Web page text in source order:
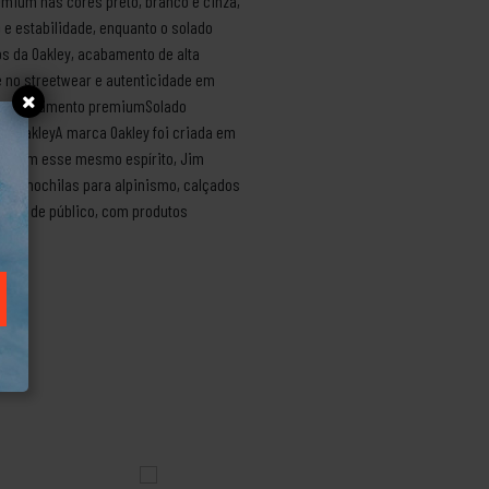
estabilidade, enquanto o solado
Oakley, acabamento de alta
streetwear e autenticidade em
acabamento premiumSolado
marca Oakley foi criada em
Com esse mesmo espírito, Jim
mochilas para alpinismo, calçados
de público, com produtos